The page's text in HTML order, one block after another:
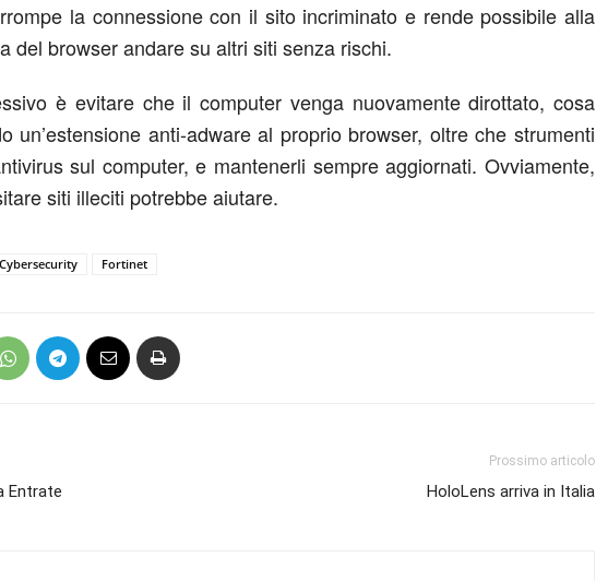
la connessione con il sito incriminato e rende possibile alla
del browser andare su altri siti senza rischi.
è evitare che il computer venga nuovamente dirottato, cosa
un’estensione anti-adware al proprio browser, oltre che strumenti
sul computer, e mantenerli sempre aggiornati. Ovviamente,
siti illeciti potrebbe aiutare.
Cybersecurity Fortinet
Entrate
Prossimo articolo
HoloLens arriva in Italia